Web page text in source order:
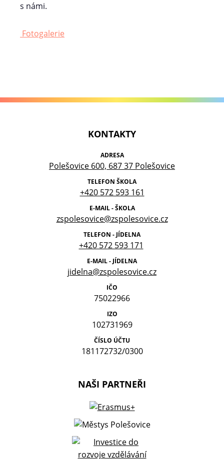
s námi.
Fotogalerie
KONTAKTY
ADRESA
Polešovice 600, 687 37 Polešovice
TELEFON ŠKOLA
+420 572 593 161
E-MAIL - ŠKOLA
zspolesovice@zspolesovice.cz
TELEFON - JÍDELNA
+420 572 593 171
E-MAIL - JÍDELNA
jidelna@zspolesovice.cz
IČO
75022966
IZO
102731969
ČÍSLO ÚČTU
181172732/0300
NAŠI PARTNEŘI